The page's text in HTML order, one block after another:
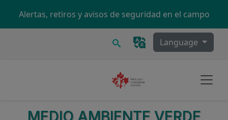
Alertas, retiros y avisos de seguridad en el campo
Buscar Language
MEDIO AMBIENTE VERDE